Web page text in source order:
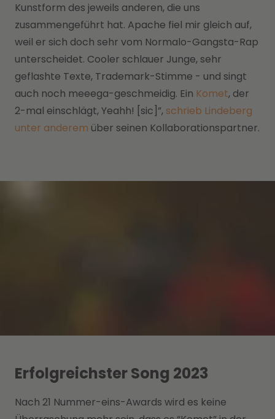
Kunstform des jeweils anderen, die uns
zusammengeführt hat. Apache fiel mir gleich auf,
weil er sich doch sehr vom Normalo-Gangsta-Rap
unterscheidet. Cooler schlauer Junge, sehr
geflashte Texte, Trademark-Stimme - und singt
auch noch meeega-geschmeidig. Ein Komet, der
2-mal einschlägt, Yeahh! [sic]”, schrieb Lindeberg
unter anderem über seinen Kollaborationspartner.
Erfolgreichster Song 2023
Nach 21 Nummer-eins-Awards wird es keine